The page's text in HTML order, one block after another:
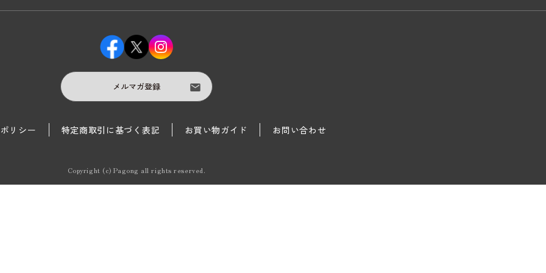
メルマガ登録
リシー 特定商取引に基づく表記 お買い物ガイド お問い合わせ
Copyright (c) Pagong all rights reserved.